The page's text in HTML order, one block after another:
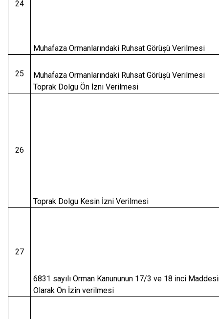
24
Muhafaza Ormanlarındaki Ruhsat Görüşü Verilmesi
25
Muhafaza Ormanlarındaki Ruhsat Görüşü Verilmesi
Toprak Dolgu Ön İzni Verilmesi
26
Toprak Dolgu Kesin İzni Verilmesi
27
6831 sayılı Orman Kanununun 17/3 ve 18 inci
Olarak Ön İzin verilmesi